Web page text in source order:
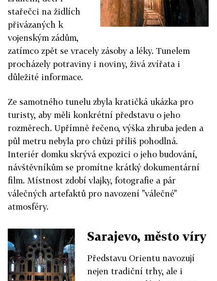
stařečci na židlích
přivázaných k
vojenským zádům,
zatímco zpět se vracely zásoby a léky. Tunelem
procházely potraviny i noviny, živá zvířata i
důležité informace.
Ze samotného tunelu zbyla kratičká ukázka pro
turisty, aby měli konkrétní představu o jeho
rozměrech. Upřímně řečeno, výška zhruba jeden a
půl metru nebyla pro chůzi příliš pohodlná.
Interiér domku skrývá expozici o jeho budování,
návštěvníkům se promítne krátký dokumentární
film. Místnost zdobí vlajky, fotografie a pár
válečných artefaktů pro navození "válečné"
atmosféry.
Sarajevo, město víry
Představu Orientu navozují
nejen tradiční trhy, ale i